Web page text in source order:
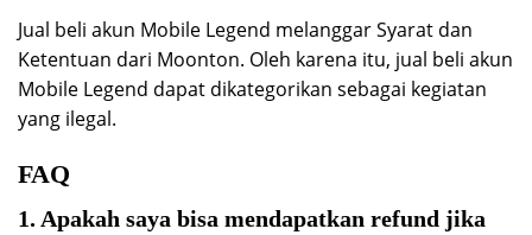
Jual beli akun Mobile Legend melanggar Syarat dan
Ketentuan dari Moonton. Oleh karena itu, jual beli akun
Mobile Legend dapat dikategorikan sebagai kegiatan
yang ilegal.
FAQ
1. Apakah saya bisa mendapatkan refund jika